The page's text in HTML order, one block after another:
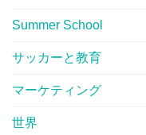
Summer School
サッカーと教育
マーケティング
世界